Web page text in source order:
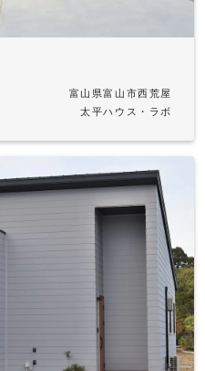
富山県富山市西荒屋
太平ハウス・ラボ